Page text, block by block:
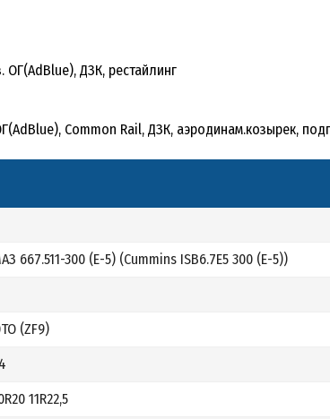
ОГ(AdBlue), ДЗК, рестайлинг
Common Rail, ДЗК, аэродинам.козырек,
667.511-300 (Е-5) (Cummins ISB6.7E5 300 (Е-5))
(ZF9)
11R22,5